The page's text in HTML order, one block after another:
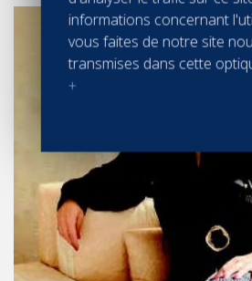
informations concernant
vous faites de notre site
transmises dans cette
+